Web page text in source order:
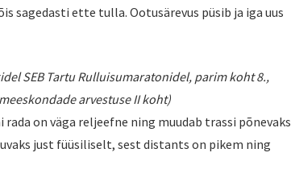
sagedasti ette tulla. Ootusärevus püsib ja iga uus
SEB Tartu Rulluisumaratonidel, parim koht 8.,
arvestuse II koht)
on väga reljeefne ning muudab trassi põnevaks
just füüsiliselt, sest distants on pikem ning